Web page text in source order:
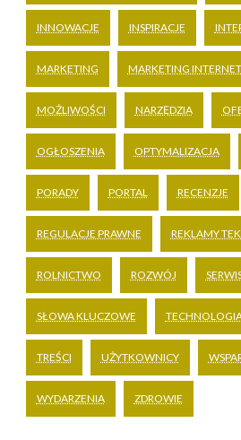
INNOWACJE INSPIRACJE
MARKETING MARKETING
MOŻLIWOŚCI NARZĘDZIA
OGŁOSZENIA OPTYMALIZACJA
PORADY PORTAL RECENZJE
REGULACJE PRAWNE REKLAMY
ROLNICTWO ROZWÓJ
SŁOWA KLUCZOWE
TREŚCI UŻYTKOWNICY
WYDARZENIA ZDROWIE